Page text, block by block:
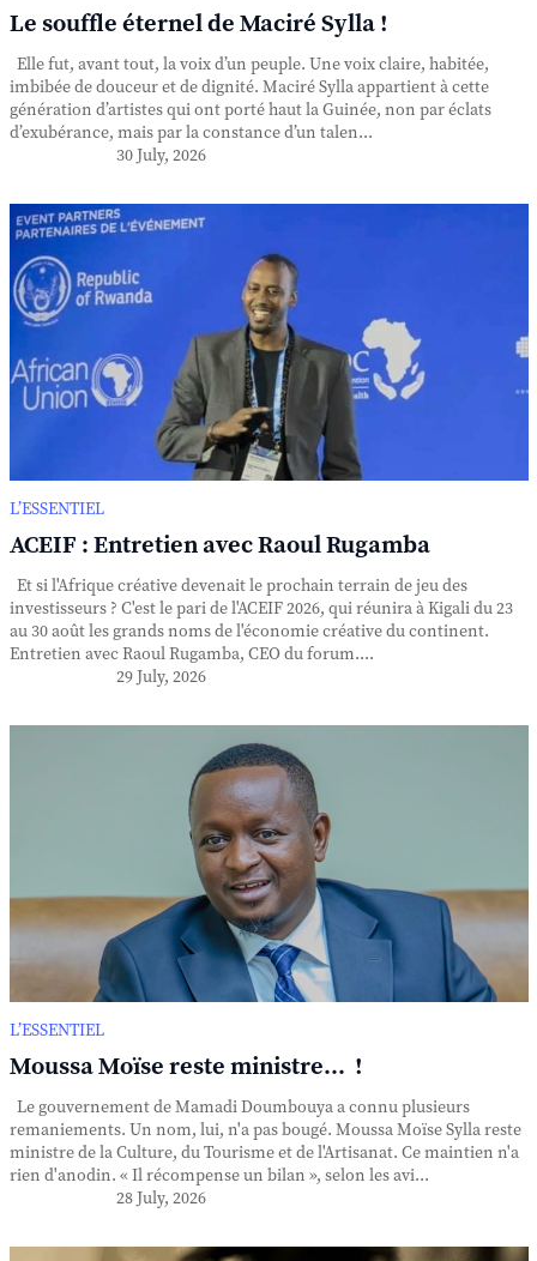
Le souffle éternel de Maciré Sylla !
Elle fut, avant tout, la voix d’un peuple. Une voix claire, habitée,
imbibée de douceur et de dignité. Maciré Sylla appartient à cette
génération d’artistes qui ont porté haut la Guinée, non par éclats
d’exubérance, mais par la constance d’un talen...
30 July, 2026
L’ESSENTIEL
ACEIF : Entretien avec Raoul Rugamba
Et si l'Afrique créative devenait le prochain terrain de jeu des
investisseurs ? C'est le pari de l'ACEIF 2026, qui réunira à Kigali du 23
au 30 août les grands noms de l'économie créative du continent.
Entretien avec Raoul Rugamba, CEO du forum....
29 July, 2026
L’ESSENTIEL
Moussa Moïse reste ministre... !
Le gouvernement de Mamadi Doumbouya a connu plusieurs
remaniements. Un nom, lui, n'a pas bougé. Moussa Moïse Sylla reste
ministre de la Culture, du Tourisme et de l'Artisanat. Ce maintien n'a
rien d'anodin. « Il récompense un bilan », selon les avi...
28 July, 2026